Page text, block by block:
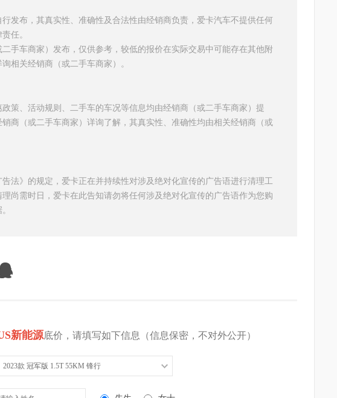
行发布，其真实性、准确性及合法性由经销商负责，爱卡汽车不提供任何
任。
手车商家）发布，仅供参考，较低的报价在实际交易中可能存在其他附
相关经销商（或二手车商家）。
策、活动规则、二手车的车况等信息均由经销商（或二手车商家）提
商（或二手车商家）详询了解，其真实性、准确性均由相关经销商（或
法》的规定，爱卡正在并持续性对涉及绝对化宣传的广告语进行清理工
尚需时日，爱卡在此告知请勿将任何涉及绝对化宣传的广告语作为您购
新能源底价，请填写如下信息（信息保密，不对外公开）
2023款 冠军版 1.5T 55KM 锋行